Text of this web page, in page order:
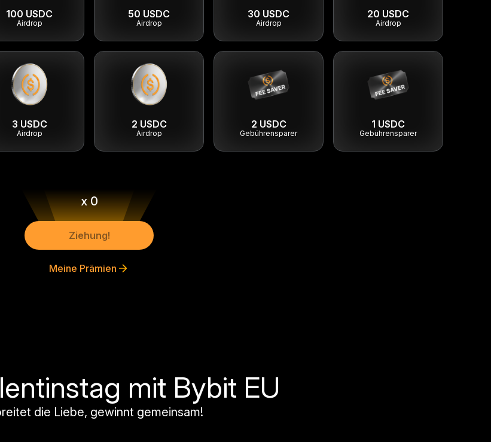
1 USDC
Gebührensparer
2 USDC
Gebührensparer
2 USDC
Airdrop
3 USDC
Airdrop
20 USDC
Airdrop
30 USDC
Airdrop
50 USDC
Airdrop
100 USDC
Airdrop
x 0
Ziehung!
Meine Prämien
mit Bybit EU
die Liebe, gewinnt gemeinsam!